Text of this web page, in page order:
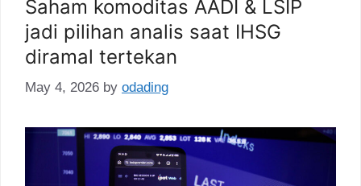
Saham komoditas AADI & LSIP
jadi pilihan analis saat IHSG
diramal tertekan
May 4, 2026 by odading